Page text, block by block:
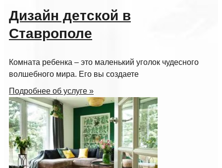
Дизайн детской в
Ставрополе
Комната ребенка – это маленький уголок чудесного
волшебного мира. Его вы создаете
Подробнее об услуге »